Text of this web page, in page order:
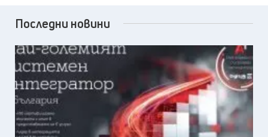
Последни новини